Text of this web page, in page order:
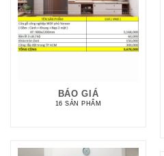
BÁO GIÁ
16 SẢN PHẨM